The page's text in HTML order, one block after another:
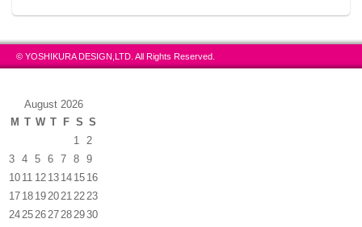
© YOSHIKURA DESIGN,LTD. All Rights Reserved.
August 2026
M T W T F S S
1
2
3
4 5 6 7 8
9
10 11 12 13 14 15 16
17 18 1920212223
24252627282930